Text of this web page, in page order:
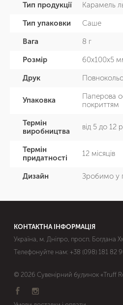
Тип продукції Карамель
Тип упаковки Саше
Вага 8 г
Розмір 60х100х5
Друк
Упаковка
Паперова
покриттям
Термін
виробництва
від 5 до 12
Термін
придатності
12 місяців
Дизайн Зробимо у
КОНТАКТНА ІНФОРМАЦІЯ
Україна, м. Дніпро, просп. Богдана
Телефонуйте нам: +38 (098) 181 82
© 2026 Сувенірний будинок «Truff